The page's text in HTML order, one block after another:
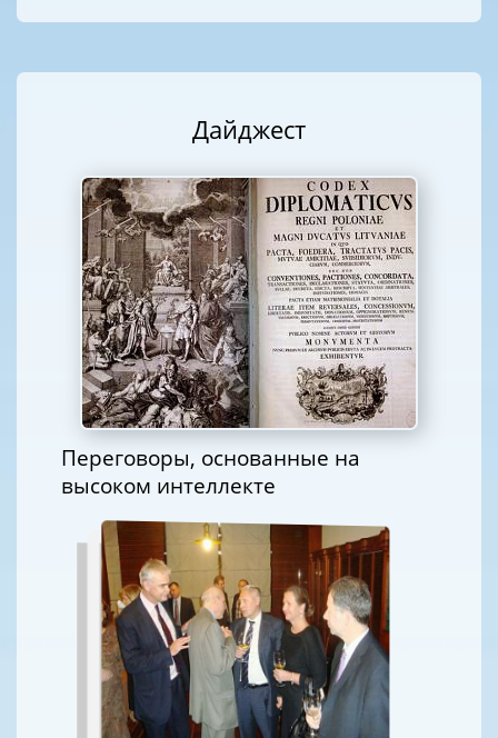
Дайджест
Переговоры, основанные на
высоком интеллекте